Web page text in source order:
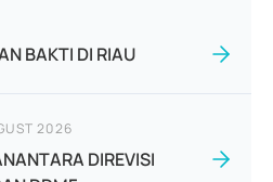
BAKTI DI RIAU
2026
DIREVISI